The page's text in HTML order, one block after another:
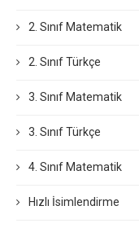
2. Sınıf Matematik
2. Sınıf Türkçe
3. Sınıf Matematik
3. Sınıf Türkçe
4. Sınıf Matematik
Hızlı İsimlendirme